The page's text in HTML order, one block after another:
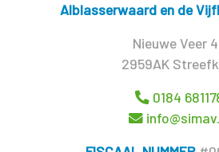
Alblasserwaard en de
Nieuwe Veer
2959AK
0184